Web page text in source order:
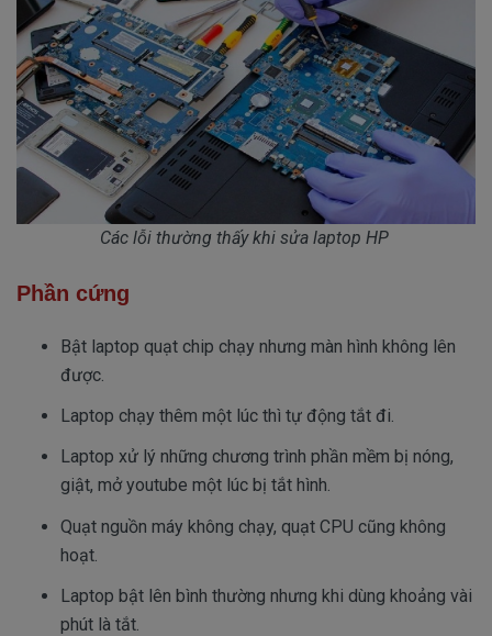
Các lỗi thường thấy khi sửa laptop HP
Phần cứng
Bật laptop quạt chip chạy nhưng màn hình không lên
được.
Laptop chạy thêm một lúc thì tự động tắt đi.
Laptop xử lý những chương trình phần mềm bị nóng,
giật, mở youtube một lúc bị tắt hình.
Quạt nguồn máy không chạy, quạt CPU cũng không
hoạt.
Laptop bật lên bình thường nhưng khi dùng khoảng vài
phút là tắt.